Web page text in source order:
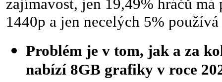
zajímavost, jen 19,49% hráčů
1440p a jen necelých 5%
Problém je v tom, jak a za
nabízí 8GB grafiky v roce